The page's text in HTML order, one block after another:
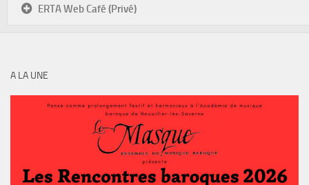
ERTA Web Café (Privé)
A LA UNE